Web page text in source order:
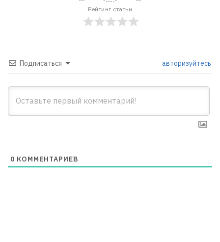
Рейтинг статьи
Подписаться авторизуйтесь
0 КОММЕНТАРИЕВ